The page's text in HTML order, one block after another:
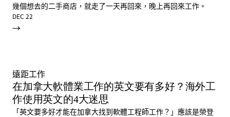
幾個想去的二手商店，就走了一天再回來，晚上再回來工作。
DEC 22
→
遠距工作
在加拿大軟體業工作的英文要有多好？海外工
作使用英文的4大迷思
「英文要多好才能在加拿大找到軟體工程師工作？」應該是榮登